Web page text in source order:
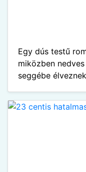
Egy dús testű
miközben
seggébe